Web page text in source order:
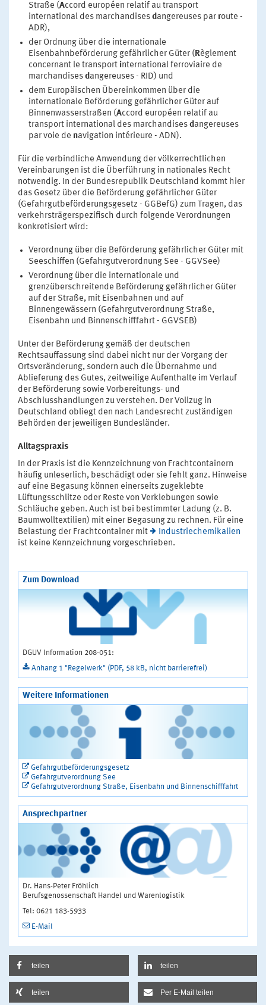
Straße (Accord européen relatif au transport
international des marchandises dangereuses par route -
ADR),
der Ordnung über die internationale
Eisenbahnbeförderung gefährlicher Güter (Règlement
concernant le transport international ferroviaire de
marchandises dangereuses - RID) und
dem Europäischen Übereinkommen über die
internationale Beförderung gefährlicher Güter auf
Binnenwasserstraßen (Accord européen relatif au
transport international des marchandises dangereuses
par voie de navigation intérieure - ADN).
Für die verbindliche Anwendung der völkerrechtlichen
Vereinbarungen ist die Überführung in nationales Recht
notwendig. In der Bundesrepublik Deutschland kommt hier
das Gesetz über die Beförderung gefährlicher Güter
(Gefahrgutbeförderungsgesetz - GGBefG) zum Tragen, das
verkehrsträgerspezifisch durch folgende Verordnungen
konkretisiert wird:
Verordnung über die Beförderung gefährlicher Güter mit
Seeschiffen (Gefahrgutverordnung See - GGVSee)
Verordnung über die internationale und
grenzüberschreitende Beförderung gefährlicher Güter
auf der Straße, mit Eisenbahnen und auf
Binnengewässern (Gefahrgutverordnung Straße,
Eisenbahn und Binnenschifffahrt - GGVSEB)
Unter der Beförderung gemäß der deutschen
Rechtsauffassung sind dabei nicht nur der Vorgang der
Ortsveränderung, sondern auch die Übernahme und
Ablieferung des Gutes, zeitweilige Aufenthalte im Verlauf
der Beförderung sowie Vorbereitungs- und
Abschlusshandlungen zu verstehen. Der Vollzug in
Deutschland obliegt den nach Landesrecht zuständigen
Behörden der jeweiligen Bundesländer.
Alltagspraxis
In der Praxis ist die Kennzeichnung von Frachtcontainern
häufig unleserlich, beschädigt oder sie fehlt ganz. Hinweise
auf eine Begasung können einerseits zugeklebte
Lüftungsschlitze oder Reste von Verklebungen sowie
Schläuche geben. Auch ist bei bestimmter Ladung (z. B.
Baumwolltextilien) mit einer Begasung zu rechnen. Für eine
Belastung der Frachtcontainer mit
Industriechemikalien
ist keine Kennzeichnung vorgeschrieben.
Zum Download
DGUV Information 208-051:
Anhang 1 "Regelwerk" (PDF, 58 kB, nicht barrierefrei)
Weitere Informationen
Gefahrgutbeförderungsgesetz
Gefahrgutverordnung See
Gefahrgutverordnung Straße, Eisenbahn und Binnenschifffahrt
Ansprechpartner
Dr. Hans-Peter Fröhlich
Berufsgenossenschaft Handel und Warenlogistik
Tel: 0621 183-5933
E-Mail
teilen teilen
teilen Per E-Mail teilen